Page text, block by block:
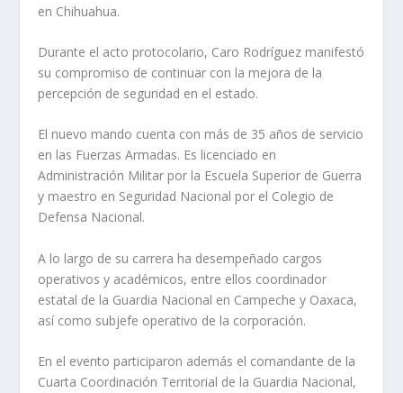
en Chihuahua.
Durante el acto protocolario, Caro Rodríguez manifestó
su compromiso de continuar con la mejora de la
percepción de seguridad en el estado.
El nuevo mando cuenta con más de 35 años de servicio
en las Fuerzas Armadas. Es licenciado en
Administración Militar por la Escuela Superior de Guerra
y maestro en Seguridad Nacional por el Colegio de
Defensa Nacional.
A lo largo de su carrera ha desempeñado cargos
operativos y académicos, entre ellos coordinador
estatal de la Guardia Nacional en Campeche y Oaxaca,
así como subjefe operativo de la corporación.
En el evento participaron además el comandante de la
Cuarta Coordinación Territorial de la Guardia Nacional,